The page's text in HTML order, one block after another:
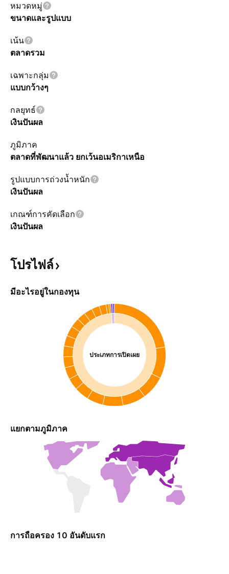
หมวดหมู่
ขนาดและรูปแบบ
เน้น
ตลาดรวม
เฉพาะกลุ่ม
แบบกว้างๆ
กลยุทธ์
เงินปันผล
ภูมิภาค
ตลาดที่พัฒนาแล้ว ยกเว้นอเมริกาเหนือ
รูปแบบการถ่วงน้ำหนัก
เงินปันผล
เกณฑ์การคัดเลือก
เงินปันผล
โปรไฟล์
มีอะไรอยู่ในกองทุน
ประเภทการเปิดเผย
แยกตามภูมิภาค
การถือครอง 10 อันดับแรก